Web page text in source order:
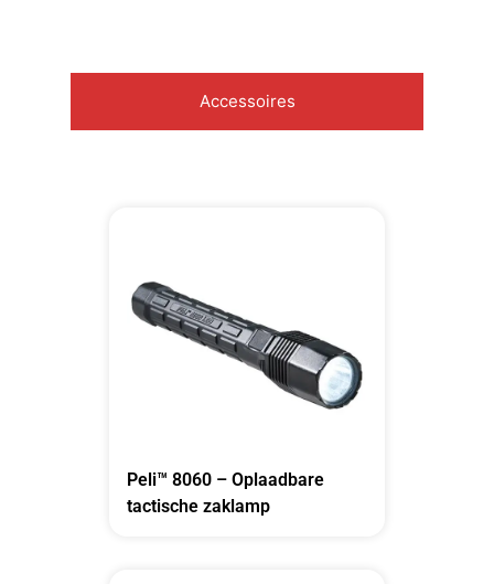
Accessoires
Peli™ 8060 – Oplaadbare
tactische zaklamp